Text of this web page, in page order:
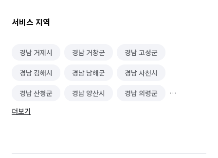
서비스 지역
경남 거제시 경남 거창군 경남 고성군
경남 김해시 경남 남해군 경남 사천시
경남 산청군 경남 양산시 경남 의령군
경남 진주시
경남 창원시 의창구 경남 창원시 진해구
더보기